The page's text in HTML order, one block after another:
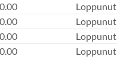
Loppunut
Loppunut
Loppunut
Loppunut